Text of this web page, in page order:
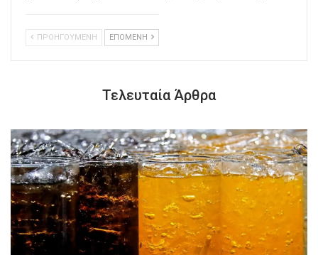
ΠΡΟΗΓΟΥΜΕΝΗ ΕΠΟΜΕΝΗ
Τελευταία Άρθρα